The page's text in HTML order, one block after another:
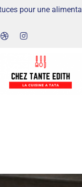
pour une